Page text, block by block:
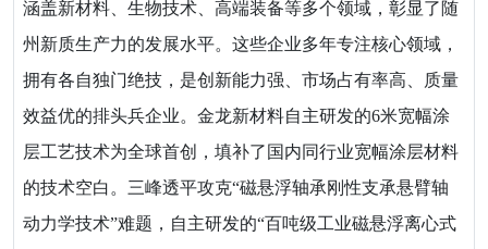
涵盖新材料、生物技术、高端装备等多个领域，彰显了随
州新质生产力的发展水平。这些企业多年专注核心领域，
拥有各自独门绝技，是创新能力强、市场占有率高、质量
效益优的排头兵企业。金龙新材料自主研发的6米宽幅涂
层工艺技术为全球首创，填补了国内同行业宽幅涂层材料
的技术空白。三峰透平攻克“磁悬浮轴承刚性支承悬臂轴
动力学技术”难题，自主研发的“百吨级工业磁悬浮离心式